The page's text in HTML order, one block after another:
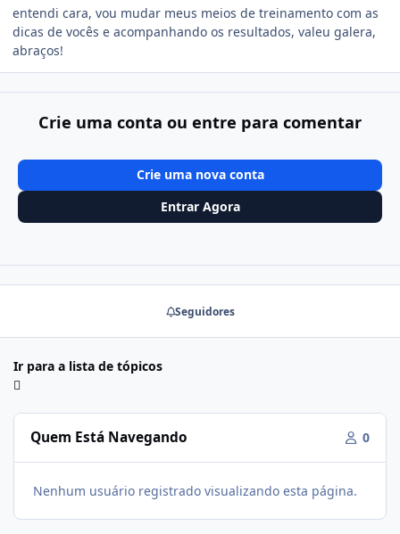
entendi cara, vou mudar meus meios de treinamento com as
dicas de vocês e acompanhando os resultados, valeu galera,
abraços!
Crie uma conta ou entre para comentar
Crie uma nova conta
Entrar Agora
Seguidores
Ir para a lista de tópicos
Quem Está Navegando 0
Nenhum usuário registrado visualizando esta página.